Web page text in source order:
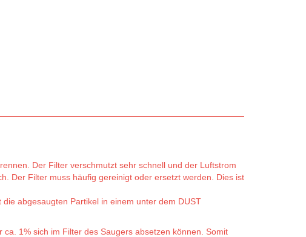
Der Filter verschmutzt sehr schnell und der Luftstrom
Der Filter muss häufig gereinigt oder ersetzt werden. Dies ist
abgesaugten Partikel in einem unter dem DUST
1% sich im Filter des Saugers absetzen können. Somit